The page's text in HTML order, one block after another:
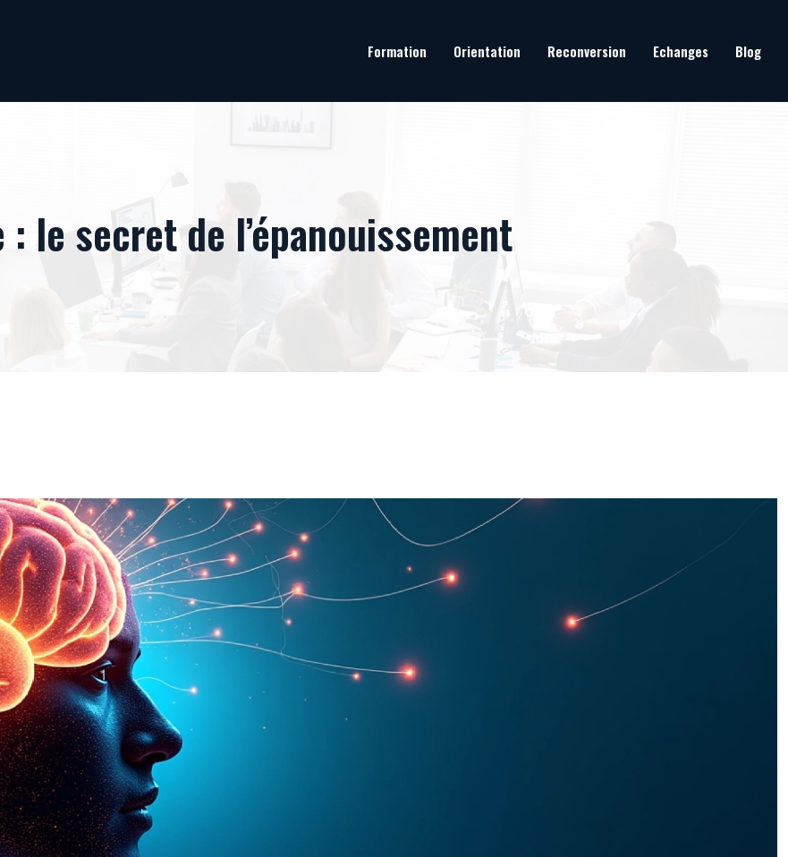
Formation Orientation Reconversion Echanges Blog
le secret de l’épanouissement